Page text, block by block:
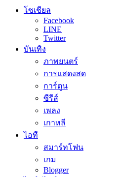
โซเชียล
Facebook
LINE
Twitter
บันเทิง
ภาพยนตร์
การแสดงสด
การ์ตูน
ซีรีส์
เพลง
เกาหลี
ไอที
สมาร์ทโฟน
เกม
Blogger